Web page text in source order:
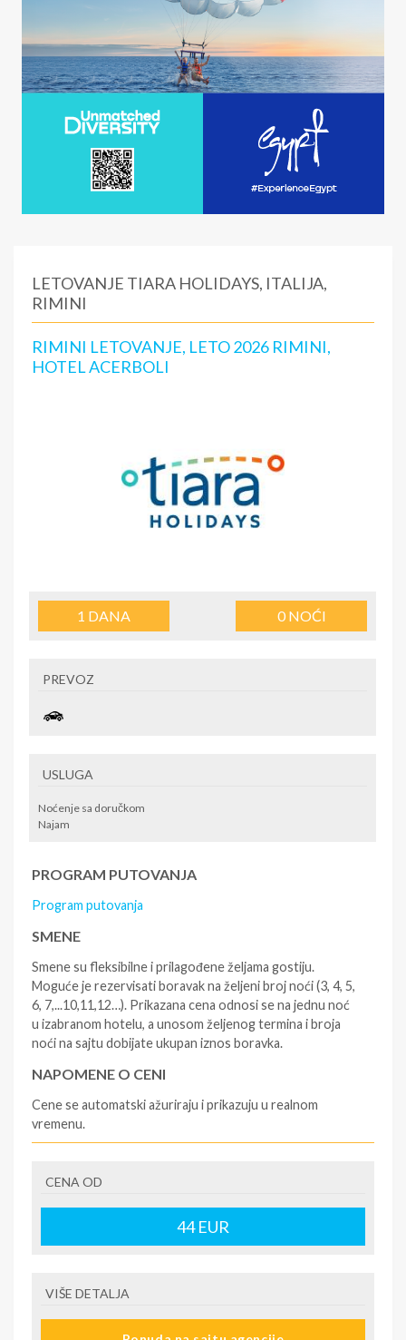
LETOVANJE TIARA HOLIDAYS, ITALIJA,
RIMINI
RIMINI LETOVANJE, LETO 2026 RIMINI,
HOTEL ACERBOLI
1 DANA 0NOĆI
PREVOZ
USLUGA
Noćenje sa doručkom
Najam
PROGRAM PUTOVANJA
Program putovanja
SMENE
Smene su fleksibilne i prilagođene željama gostiju.
Moguće je rezervisati boravak na željeni broj noći (3, 4, 5,
6, 7,...10,11,12…). Prikazana cena odnosi se na jednu noć
u izabranom hotelu, a unosom željenog termina i broja
noći na sajtu dobijate ukupan iznos boravka.
NAPOMENE O CENI
Cene se automatski ažuriraju i prikazuju u realnom
vremenu.
- rezervisane i potvrđene usluge u izabranoj smeštajnoj
jedinici prema opisu - korišćenje hotelskih sadržaja
prema opisu - uslugu rezervacije - organizaciju
putovanja
hotela/apartmana - prevoz do i sa destinacije -putno
CENA OD
44EUR
VIŠE DETALJA